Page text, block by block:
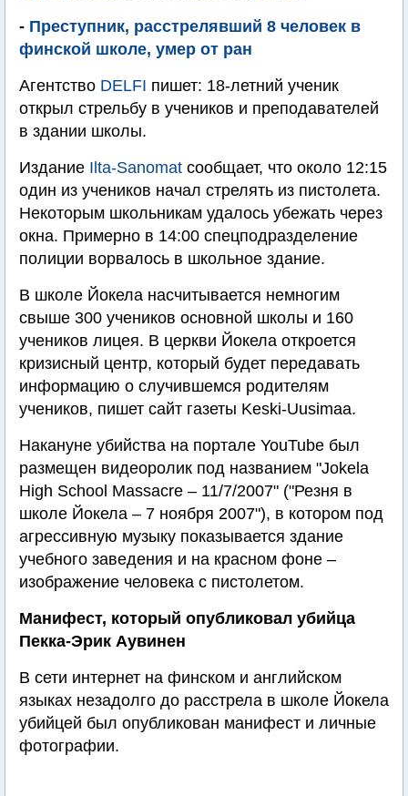
- Преступник, расстрелявший 8 человек в
финской школе, умер от ран
Агентство DELFI пишет: 18-летний ученик
открыл стрельбу в учеников и преподавателей
в здании школы.
Издание Ilta-Sanomat сообщает, что около 12:15
один из учеников начал стрелять из пистолета.
Некоторым школьникам удалось убежать через
окна. Примерно в 14:00 спецподразделение
полиции ворвалось в школьное здание.
В школе Йокела насчитывается немногим
свыше 300 учеников основной школы и 160
учеников лицея. В церкви Йокела откроется
кризисный центр, который будет передавать
информацию о случившемся родителям
учеников, пишет сайт газеты Keski-Uusimaa.
Накануне убийства на портале YouTube был
размещен видеоролик под названием "Jokela
High School Massacre – 11/7/2007" ("Резня в
школе Йокела – 7 ноября 2007"), в котором под
агрессивную музыку показывается здание
учебного заведения и на красном фоне –
изображение человека с пистолетом.
Манифест, который опубликовал убийца
Пекка-Эрик Аувинен
В сети интернет на финском и английском
языках незадолго до расстрела в школе Йокела
убийцей был опубликован манифест и личные
фотографии.